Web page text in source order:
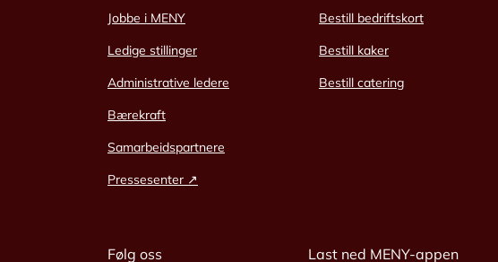
Jobbe i MENY
Ledige stillinger
Administrative ledere
Bærekraft
Samarbeidspartnere
Pressesenter ↗
Bestill bedriftskort
Bestill kaker
Bestill catering
Følg oss Last ned MENY-appen